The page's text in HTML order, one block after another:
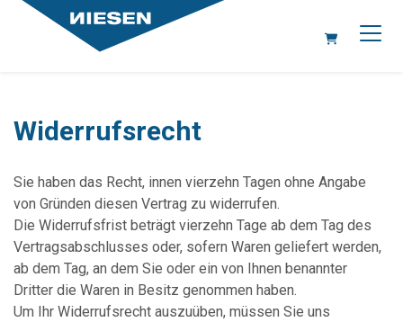
WARENKORB
Widerrufsrecht
Sie haben das Recht, innen vierzehn Tagen ohne Angabe
von Gründen diesen Vertrag zu widerrufen.
Die Widerrufsfrist beträgt vierzehn Tage ab dem Tag des
Vertragsabschlusses oder, sofern Waren geliefert werden,
ab dem Tag, an dem Sie oder ein von Ihnen benannter
Dritter die Waren in Besitz genommen haben.
Um Ihr Widerrufsrecht auszuüben, müssen Sie uns